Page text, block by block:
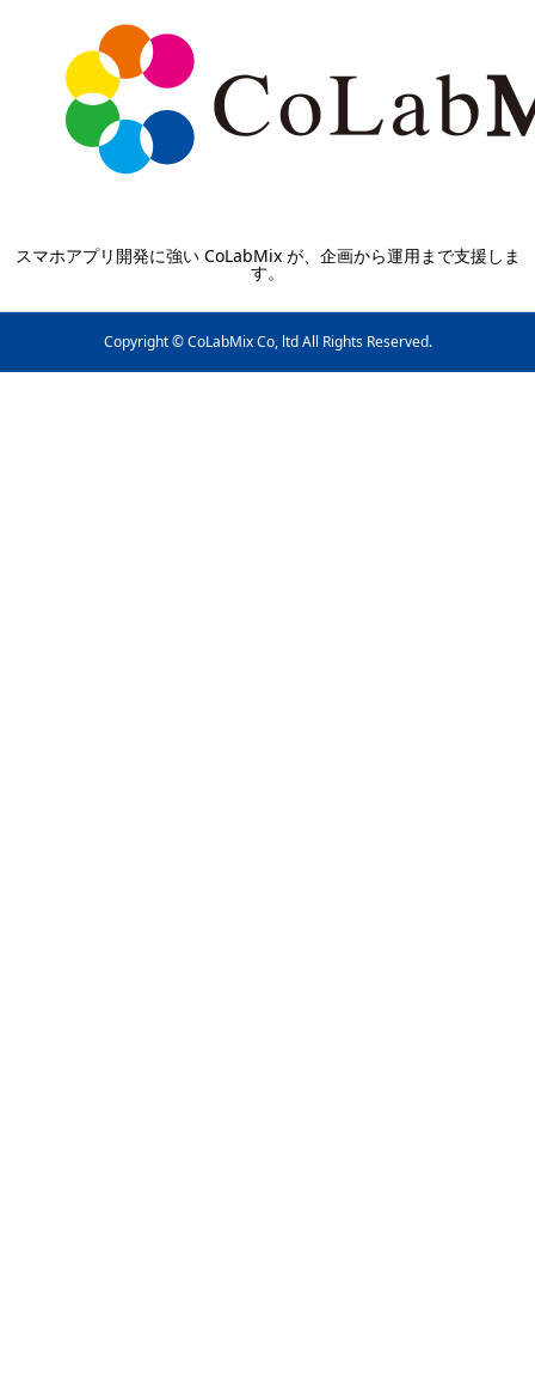
スマホアプリ開発に強い CoLabMix が、企画から運用まで支援しま
す。
Copyright © CoLabMix Co, ltd All Rights Reserved.